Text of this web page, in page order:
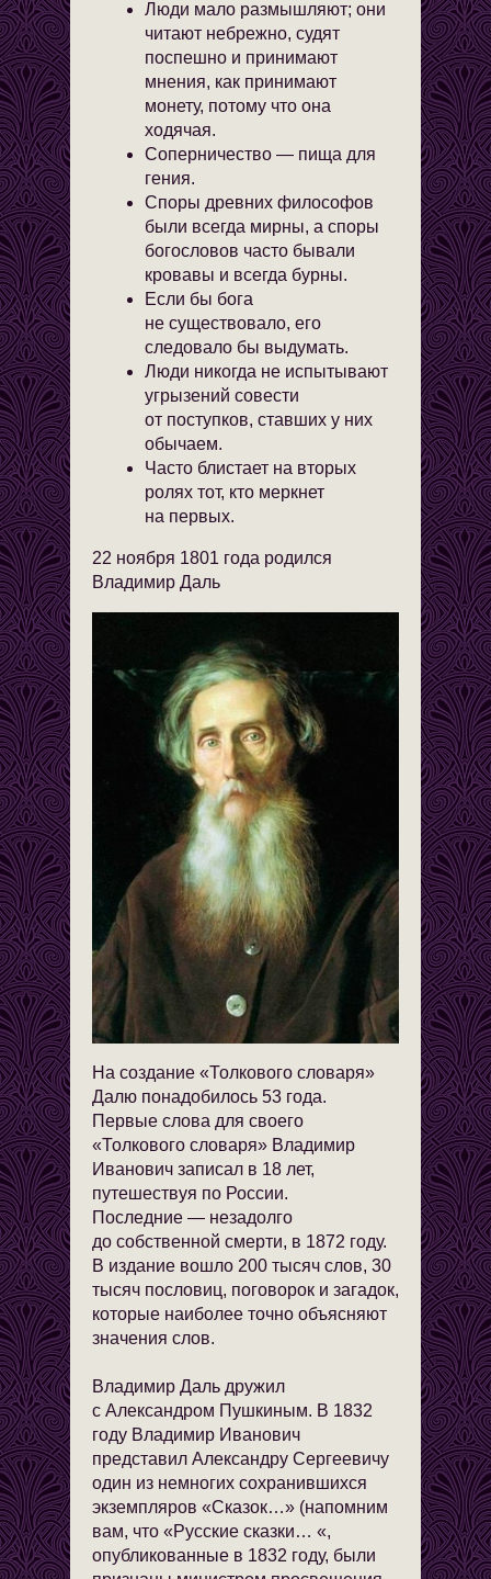
Люди мало размышляют; они
читают небрежно, судят
поспешно и принимают
мнения, как принимают
монету, потому что она
ходячая.
Соперничество — пища для
гения.
Споры древних философов
были всегда мирны, а споры
богословов часто бывали
кровавы и всегда бурны.
Если бы бога
не существовало, его
следовало бы выдумать.
Люди никогда не испытывают
угрызений совести
от поступков, ставших у них
обычаем.
Часто блистает на вторых
ролях тот, кто меркнет
на первых.
22 ноября 1801 года родился
Владимир Даль
На создание «Толкового словаря»
Далю понадобилось 53 года.
Первые слова для своего
«Толкового словаря» Владимир
Иванович записал в 18 лет,
путешествуя по России.
Последние — незадолго
до собственной смерти, в 1872 году.
В издание вошло 200 тысяч слов, 30
тысяч пословиц, поговорок и загадок,
которые наиболее точно объясняют
значения слов.
Владимир Даль дружил
с Александром Пушкиным. В 1832
году Владимир Иванович
представил Александру Сергеевичу
один из немногих сохранившихся
экземпляров «Сказок…» (напомним
вам, что «Русские сказки… «,
опубликованные в 1832 году, были